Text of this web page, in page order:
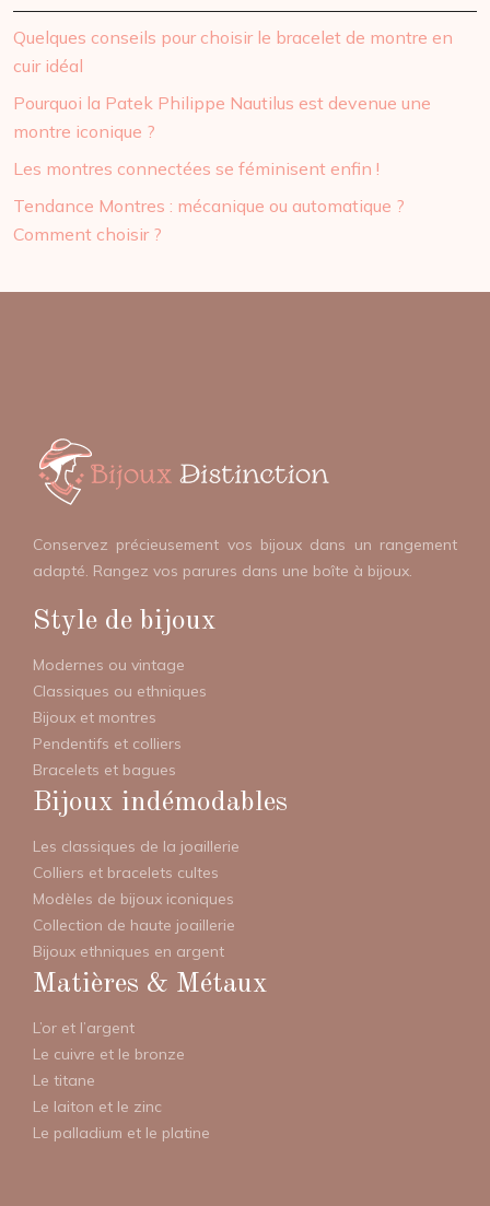
Quelques conseils pour choisir le bracelet de montre en
cuir idéal
Pourquoi la Patek Philippe Nautilus est devenue une
montre iconique ?
Les montres connectées se féminisent enfin !
Tendance Montres : mécanique ou automatique ?
Comment choisir ?
Conservez précieusement vos bijoux dans un rangement
adapté. Rangez vos parures dans une boîte à bijoux.
Style de bijoux
Modernes ou vintage
Classiques ou ethniques
Bijoux et montres
Pendentifs et colliers
Bracelets et bagues
Bijoux indémodables
Les classiques de la joaillerie
Colliers et bracelets cultes
Modèles de bijoux iconiques
Collection de haute joaillerie
Bijoux ethniques en argent
Matières & Métaux
L’or et l’argent
Le cuivre et le bronze
Le titane
Le laiton et le zinc
Le palladium et le platine